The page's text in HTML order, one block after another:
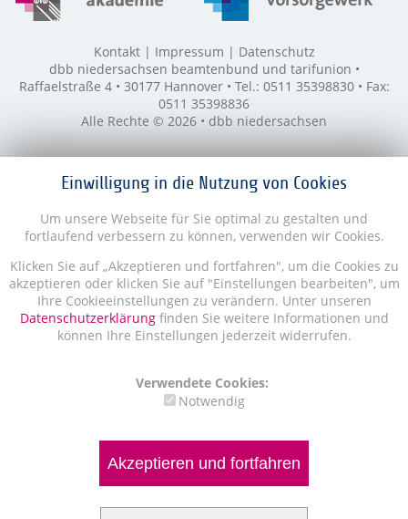
Einwilligung in die Nutzung von Cookies
Um unsere Webseite für Sie optimal zu gestalten und
fortlaufend verbessern zu können, verwenden wir Cookies.
Klicken Sie auf „Akzeptieren und fortfahren", um die Cookies zu
akzeptieren oder klicken Sie auf "Einstellungen bearbeiten", um
Ihre Cookieeinstellungen zu verändern. Unter unseren
Datenschutzerklärungfinden Sie weitere Informationen und
können Ihre Einstellungen jederzeit widerrufen.
Verwendete Cookies:
Notwendig
Akzeptieren und fortfahren
Kontakt Impressum
Datenschutz
dbb niedersachsen beamtenbund und tarifunion •
Raffaelstraße 4 • 30177 Hannover • Tel.: 0511 35398830 • Fax:
0511 35398836
Alle Rechte © 2026 • dbb niedersachsen